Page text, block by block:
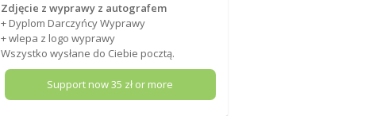
Zdjęcie z wyprawy z autografem
+ Dyplom Darczyńcy Wyprawy
+ wlepa z logo wyprawy
Wszystko wysłane do Ciebie pocztą.
Support now35 zł or more